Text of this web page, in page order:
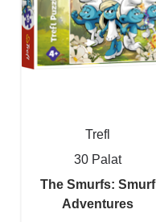
Trefl
30 Palat
The Smurfs: Smurf
Adventures